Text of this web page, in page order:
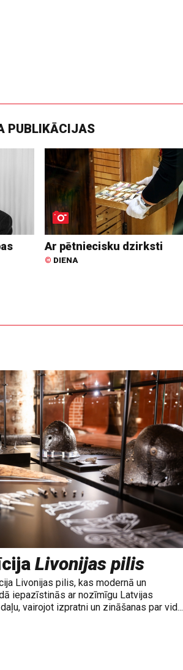
PUBLIKĀCIJAS
Ar pētniecisku dzirksti
© DIENA
Livonijas pilis
Livonijas pilis, kas modernā un
iepazīstinās ar nozīmīgu Latvijas
vairojot izpratni un zināšanas par vid...